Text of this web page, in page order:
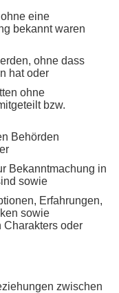
eine
bekannt waren
ohne dass
hat oder
ohne
bzw.
Behörden
Bekanntmachung in
sowie
Erfahrungen,
sowie
Charakters oder
zwischen